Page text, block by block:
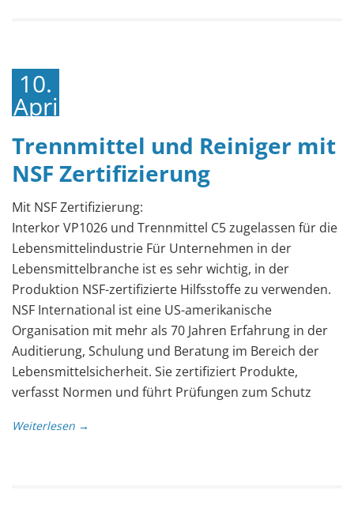
10.
April
2019
Trennmittel und Reiniger mit
NSF Zertifizierung
Mit NSF Zertifizierung:
Interkor VP1026 und Trennmittel C5 zugelassen für die
Lebensmittelindustrie Für Unternehmen in der
Lebensmittelbranche ist es sehr wichtig, in der
Produktion NSF-zertifizierte Hilfsstoffe zu verwenden.
NSF International ist eine US-amerikanische
Organisation mit mehr als 70 Jahren Erfahrung in der
Auditierung, Schulung und Beratung im Bereich der
Lebensmittelsicherheit. Sie zertifiziert Produkte,
verfasst Normen und führt Prüfungen zum Schutz
Weiterlesen →